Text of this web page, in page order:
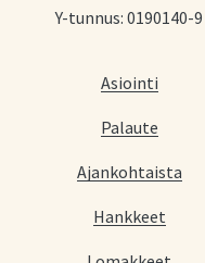
Y-tunnus: 0190140-9
Asiointi
Palaute
Ajankohtaista
Hankkeet